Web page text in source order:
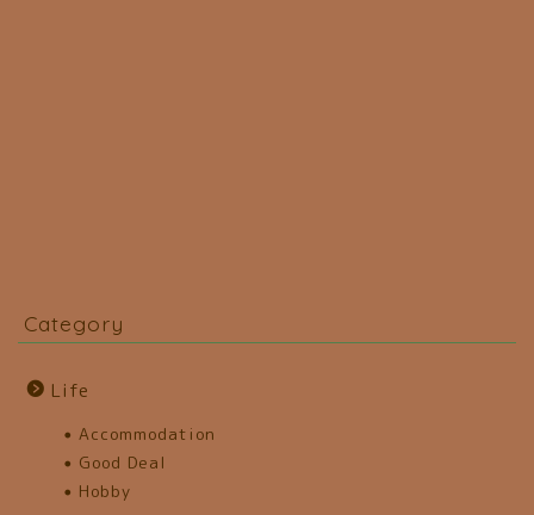
Category
Life
Accommodation
Good Deal
Hobby